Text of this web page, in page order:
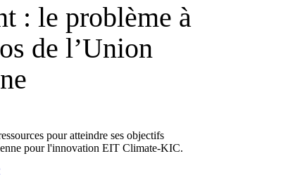
: le problème à
de l’Union
pour atteindre ses objectifs
pour l'innovation EIT Climate-KIC.